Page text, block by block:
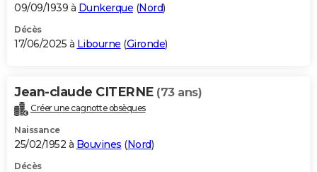
09/09/1939 à Dunkerque (Nord)
Décès
17/06/2025 à Libourne (Gironde)
Jean-claude CITERNE (73 ans)
Créer une cagnotte obsèques
Naissance
25/02/1952 à Bouvines (Nord)
Décès